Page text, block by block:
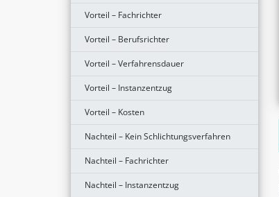
Vorteil – Fachrichter
Vorteil – Berufsrichter
Vorteil – Verfahrensdauer
Vorteil – Instanzentzug
Vorteil – Kosten
Nachteil – Kein Schlichtungsverfahren
Nachteil – Fachrichter
Nachteil – Instanzentzug